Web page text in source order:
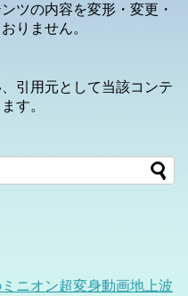
ツの内容を変形・変更・
りません。
引用元として当該コンテ
す。
ニオン超変身動画地上波